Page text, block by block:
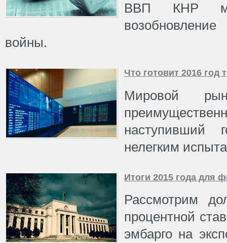
ВВП КНР
войны.
Что готовит 2016 год
Мировой
наступивший
нелегким
Итоги 2015 года для
Рассмотрим
процентной
эмбарго на